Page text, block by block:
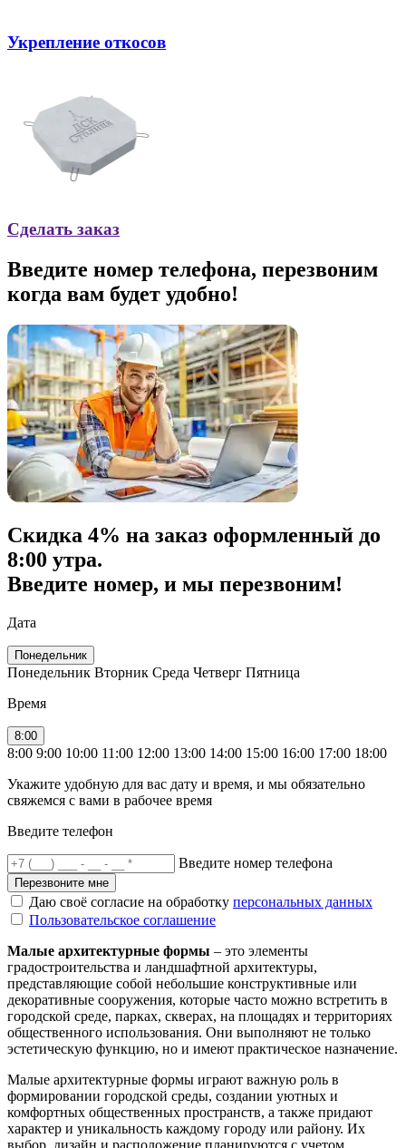
Укрепление откосов
Сделать заказ
Введите номер телефона, перезвоним
когда вам будет удобно!
Скидка 4% на заказ оформленный до
8:00 утра.
Введите номер, и мы перезвоним!
Дата
Понедельник
Понедельник Вторник Среда Четверг Пятница
Время
8:00
8:00 9:00 10:00 11:00 12:00 13:00 14:00 15:00 16:00 17:00 18:00
Укажите удобную для вас дату и время, и мы обязательно
свяжемся с вами в рабочее время
Введите телефон
Введите номер телефона
Перезвоните мне
Даю своё согласие на обработку персональных данных
Пользовательское соглашение
Малые архитектурные формы – это элементы
градостроительства и ландшафтной архитектуры,
представляющие собой небольшие конструктивные или
декоративные сооружения, которые часто можно встретить в
городской среде, парках, скверах, на площадях и территориях
общественного использования. Они выполняют не только
эстетическую функцию, но и имеют практическое назначение.
Малые архитектурные формы играют важную роль в
формировании городской среды, создании уютных и
комфортных общественных пространств, а также придают
характер и уникальность каждому городу или району. Их